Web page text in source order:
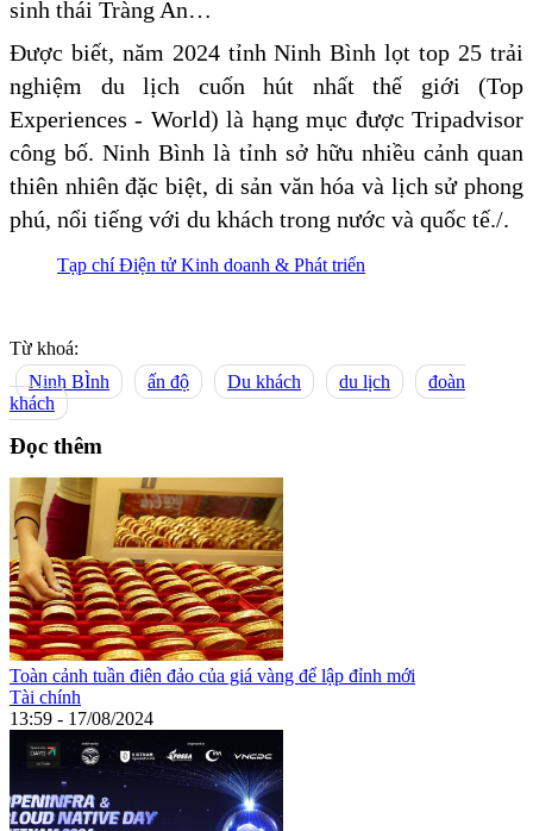
sinh thái Tràng An…
Được biết, năm 2024 tỉnh Ninh Bình lọt top 25 trải
nghiệm du lịch cuốn hút nhất thế giới (Top
Experiences - World) là hạng mục được Tripadvisor
công bố. Ninh Bình là tỉnh sở hữu nhiều cảnh quan
thiên nhiên đặc biệt, di sản văn hóa và lịch sử phong
phú, nổi tiếng với du khách trong nước và quốc tế./.
Tạp chí Điện tử Kinh doanh & Phát triển
Từ khoá:
Ninh BÌnh
ấn độ Du khách du lịch
đoàn
khách
Đọc thêm
Toàn cảnh tuần điên đảo của giá vàng để lập đỉnh mới
Tài chính
13:59 - 17/08/2024